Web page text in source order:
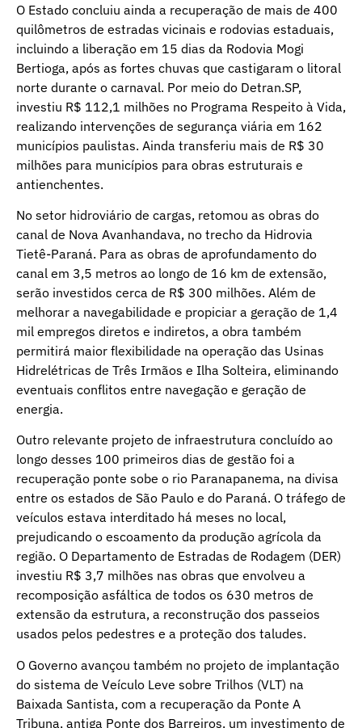
O Estado concluiu ainda a recuperação de mais de 400
quilômetros de estradas vicinais e rodovias estaduais,
incluindo a liberação em 15 dias da Rodovia Mogi
Bertioga, após as fortes chuvas que castigaram o litoral
norte durante o carnaval. Por meio do Detran.SP,
investiu R$ 112,1 milhões no Programa Respeito à Vida,
realizando intervenções de segurança viária em 162
municípios paulistas. Ainda transferiu mais de R$ 30
milhões para municípios para obras estruturais e
antienchentes.
No setor hidroviário de cargas, retomou as obras do
canal de Nova Avanhandava, no trecho da Hidrovia
Tietê-Paraná. Para as obras de aprofundamento do
canal em 3,5 metros ao longo de 16 km de extensão,
serão investidos cerca de R$ 300 milhões. Além de
melhorar a navegabilidade e propiciar a geração de 1,4
mil empregos diretos e indiretos, a obra também
permitirá maior flexibilidade na operação das Usinas
Hidrelétricas de Três Irmãos e Ilha Solteira, eliminando
eventuais conflitos entre navegação e geração de
energia.
Outro relevante projeto de infraestrutura concluído ao
longo desses 100 primeiros dias de gestão foi a
recuperação ponte sobe o rio Paranapanema, na divisa
entre os estados de São Paulo e do Paraná. O tráfego de
veículos estava interditado há meses no local,
prejudicando o escoamento da produção agrícola da
região. O Departamento de Estradas de Rodagem (DER)
investiu R$ 3,7 milhões nas obras que envolveu a
recomposição asfáltica de todos os 630 metros de
extensão da estrutura, a reconstrução dos passeios
usados pelos pedestres e a proteção dos taludes.
O Governo avançou também no projeto de implantação
do sistema de Veículo Leve sobre Trilhos (VLT) na
Baixada Santista, com a recuperação da Ponte A
Tribuna, antiga Ponte dos Barreiros, um investimento de